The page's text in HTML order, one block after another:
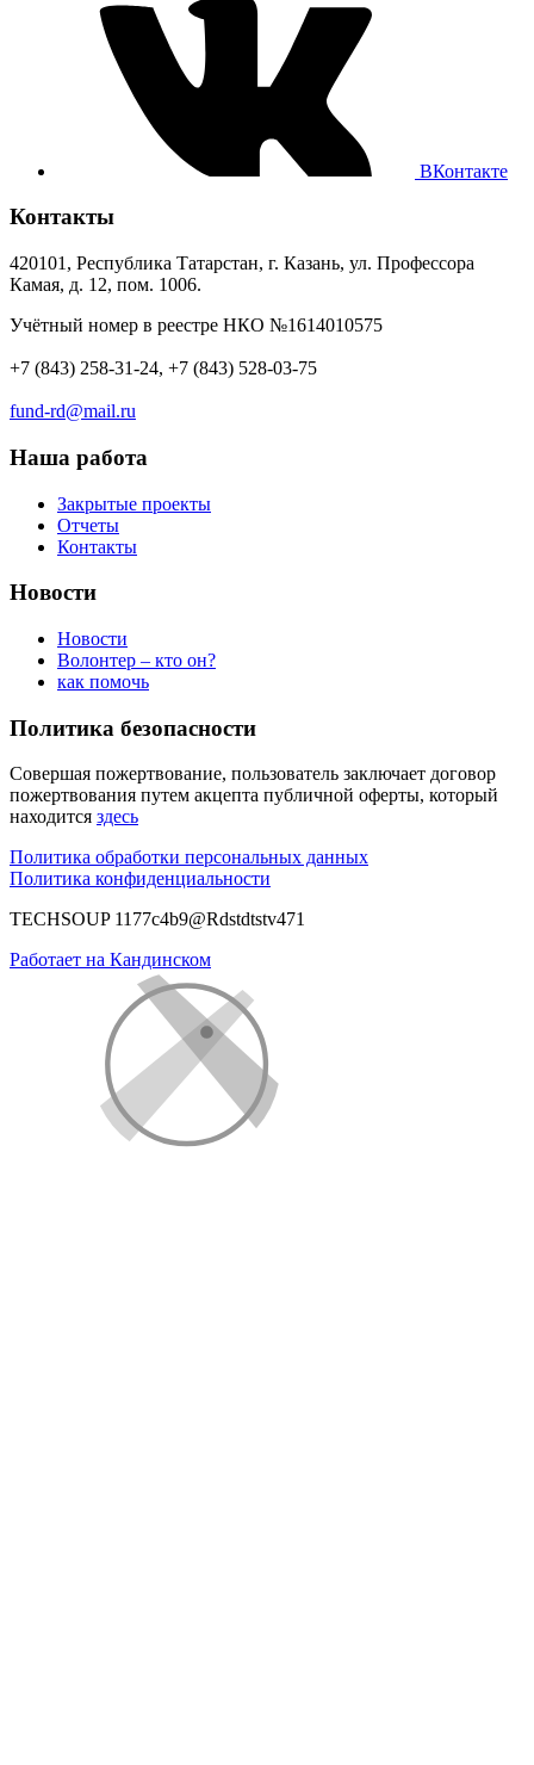
ВКонтакте
Контакты
420101, Республика Татарстан, г. Казань, ул. Профессора
Камая, д. 12, пом. 1006.
Учётный номер в реестре НКО №1614010575
+7 (843) 258-31-24, +7 (843) 528-03-75
fund-rd@mail.ru
Наша работа
Закрытые проекты
Отчеты
Контакты
Новости
Новости
Волонтер – кто он?
как помочь
Политика безопасности
Совершая пожертвование, пользователь заключает договор
пожертвования путем акцепта публичной оферты, который
находится здесь
Политика обработки персональных данных
Политика конфиденциальности
TECHSOUP 1177c4b9@Rdstdtstv471
Работает на Кандинском